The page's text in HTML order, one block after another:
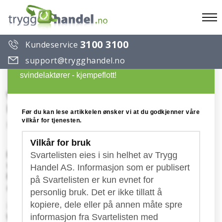
Kundeservice 3100 3100
support@trygghandel.no
WOPD - Worldwide Online Patent
Database
Konto: DK3553570000349174
Det finnes mange forskjellige verdiløse
tjenester for patentregistreringer og
Patenstyret har en liste over flere av disse
aktørene.
Listen kan du finne her.
I tillegg til disse finnes det også tjenester som
WOPD- som ikke en gang har noe med
Svarteliste over useriøse selskaper og
svindelaktører - kjempeflott!
Før du kan lese artikkelen ønsker vi at du godkjenner våre
vilkår for tjenesten.
Vilkår for bruk
Svartelisten eies i sin helhet av Trygg
Handel AS. Informasjon som er publisert
på Svartelisten er kun evnet for
personlig bruk. Det er ikke tillatt å
kopiere, dele eller på annen måte spre
informasjon fra Svartelisten med